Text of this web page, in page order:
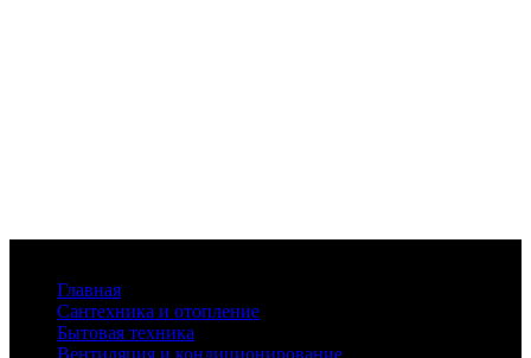
Главная
Сантехника и отопление
Бытовая техника
Вентиляция и кондиционирование